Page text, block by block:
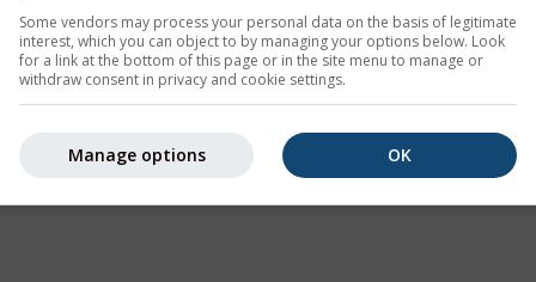
Some vendors may process your personal data on the basis of legitimate
interest, which you can object to by managing your options below. Look
for a link at the bottom of this page or in the site menu to manage or
withdraw consent in privacy and cookie settings.
OK
Manage options